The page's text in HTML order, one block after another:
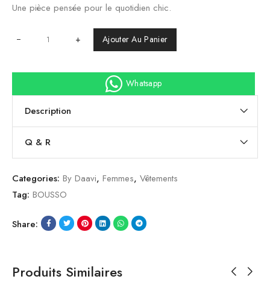
Une pièce pensée pour le quotidien chic.
+ Ajouter Au Panier
Whatsapp
Description
Q & R
Categories: By Daavi, Femmes, Vêtements
Tag: BOUSSO
Share:
Produits Similaires